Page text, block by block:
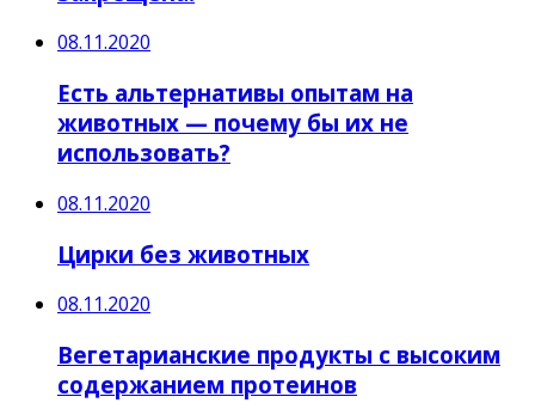
08.11.2020
Есть альтернативы опытам на
животных — почему бы их не
использовать?
08.11.2020
Цирки без животных
08.11.2020
Вегетарианские продукты с высоким
содержанием протеинов